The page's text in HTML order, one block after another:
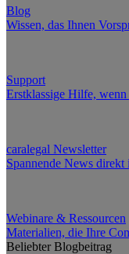
Blog
Wissen, das Ihnen
Support
Erstklassige Hilfe,
caralegal Newsletter
Spannende News
Webinare & Ressourcen
Materialien, die Ihre
Beliebter Blogbeitrag